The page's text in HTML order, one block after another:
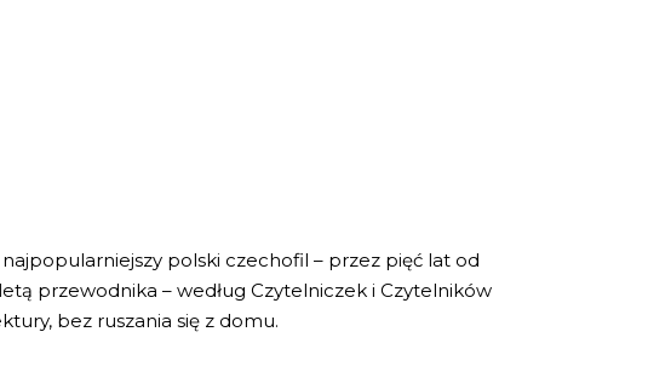
polski czechofil – przez pięć lat od
przewodnika – według Czytelniczek i Czytelników
bez ruszania się z domu.